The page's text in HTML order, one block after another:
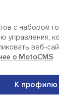
с набором
управления,
веб-
о MotoCMS
К профилю